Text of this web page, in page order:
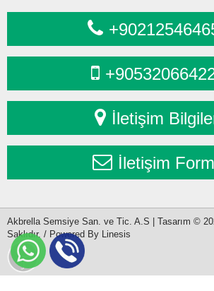
İletişim
İletişim
Akbrella Semsiye San. ve Tic. A.S | Tasarım ©
Saklıdır. / Powered By Linesis